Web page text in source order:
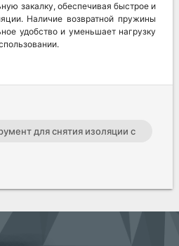
закалку, обеспечивая быстрое и
Наличие возвратной пружины
удобство и уменьшает нагрузку
для снятия изоляции с